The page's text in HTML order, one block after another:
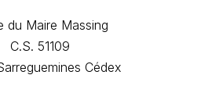
du Maire Massing
C.S. 51109
Cédex